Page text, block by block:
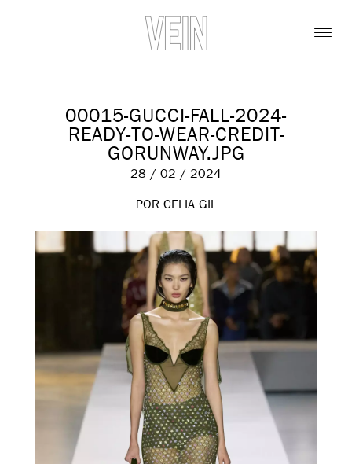
00015-GUCCI-FALL-2024-
READY-TO-WEAR-CREDIT-
GORUNWAY.JPG
28 / 02 / 2024
POR CELIA GIL